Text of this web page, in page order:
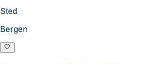
Sted
Bergen